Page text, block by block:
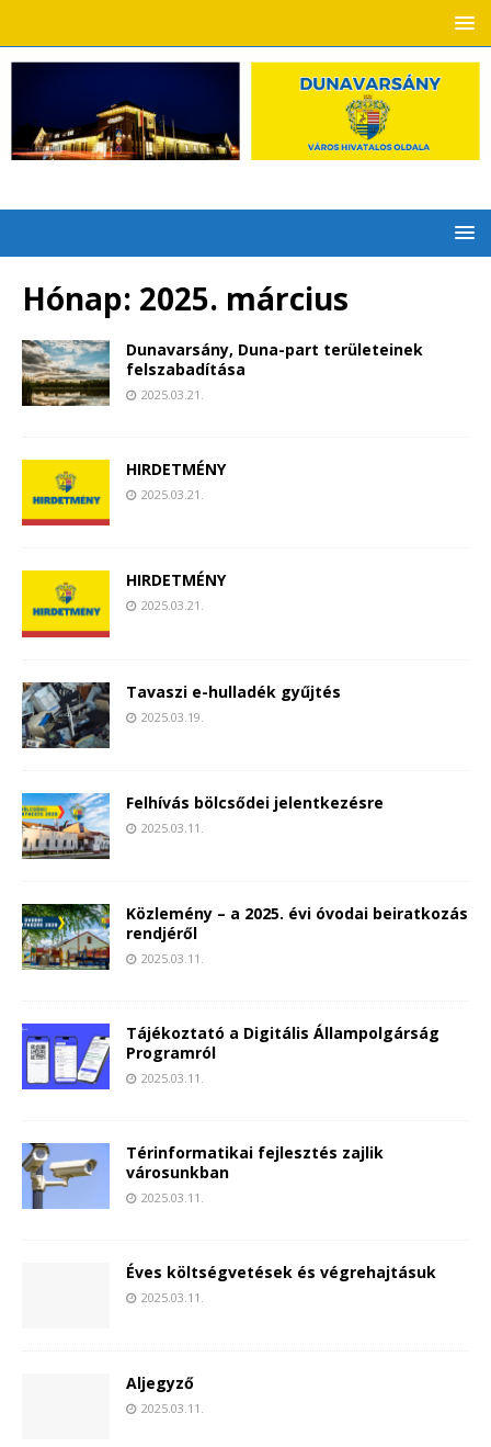
Hónap: 2025. március
Dunavarsány, Duna-part területeinek
felszabadítása
2025.03.21.
HIRDETMÉNY
2025.03.21.
HIRDETMÉNY
2025.03.21.
Tavaszi e-hulladék gyűjtés
2025.03.19.
Felhívás bölcsődei jelentkezésre
2025.03.11.
Közlemény – a 2025. évi óvodai beiratkozás
rendjéről
2025.03.11.
Tájékoztató a Digitális Állampolgárság
Programról
2025.03.11.
Térinformatikai fejlesztés zajlik
városunkban
2025.03.11.
Éves költségvetések és végrehajtásuk
2025.03.11.
Aljegyző
2025.03.11.